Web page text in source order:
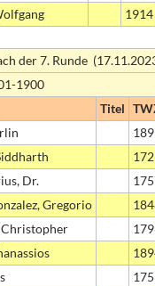
1914
der 7. Runde
1900
Titel
Dr.
Gregorio
Christopher